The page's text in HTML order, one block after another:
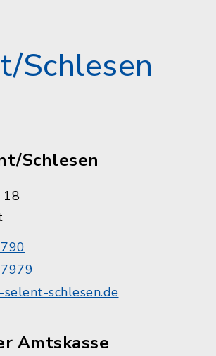
Schlesen
Schlesen
18
schlesen.de
Amtskasse